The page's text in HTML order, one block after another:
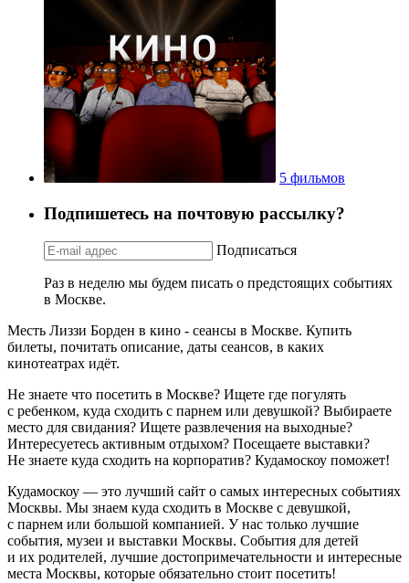
5 фильмов
Подпишетесь на почтовую рассылку?
Подписаться
Раз в неделю мы будем писать о предстоящих событиях
в Москве.
Месть Лиззи Борден в кино - сеансы в Москве. Купить
билеты, почитать описание, даты сеансов, в каких
кинотеатрах идёт.
Не знаете что посетить в Москве? Ищете где погулять
с ребенком, куда сходить с парнем или девушкой? Выбираете
место для свидания? Ищете развлечения на выходные?
Интересуетесь активным отдыхом? Посещаете выставки?
Не знаете куда сходить на корпоратив? Кудамоскоу поможет!
Кудамоскоу — это лучший сайт о самых интересных событиях
Москвы. Мы знаем куда сходить в Москве с девушкой,
с парнем или большой компанией. У нас только лучшие
события, музеи и выставки Москвы. События для детей
и их родителей, лучшие достопримечательности и интересные
места Москвы, которые обязательно стоит посетить!